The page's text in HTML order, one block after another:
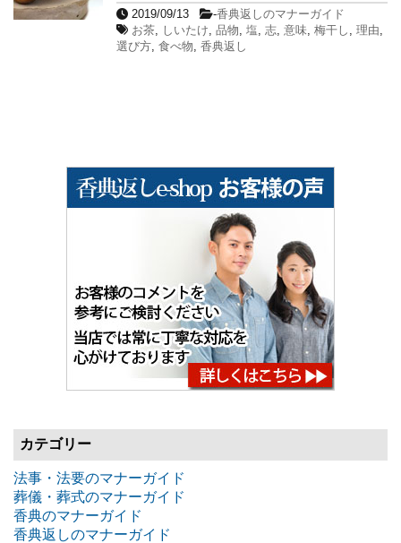
2019/09/13 -香典返しのマナーガイド
お茶
しいたけ 品物 塩 志 意味 梅干し 理由
選び方 食べ物 香典返し
カテゴリー
法事・法要のマナーガイド
葬儀・葬式のマナーガイド
香典のマナーガイド
香典返しのマナーガイド